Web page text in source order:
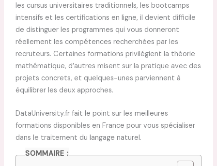
les cursus universitaires traditionnels, les bootcamps
intensifs et les certifications en ligne, il devient difficile
de distinguer les programmes qui vous donneront
réellement les compétences recherchées par les
recruteurs. Certaines formations privilégient la théorie
mathématique, d’autres misent sur la pratique avec des
projets concrets, et quelques-unes parviennent à
équilibrer les deux approches.
DataUniversity.fr fait le point sur les meilleures
formations disponibles en France pour vous spécialiser
dans le traitement du langage naturel.
SOMMAIRE :